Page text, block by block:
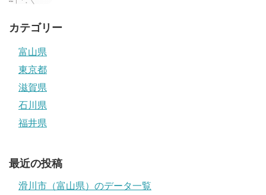
カテゴリー
富山県
東京都
滋賀県
石川県
福井県
最近の投稿
滑川市（富山県）のデータ一覧